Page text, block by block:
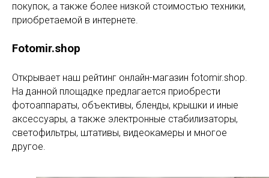
покупок, а также более низкой стоимостью техники,
приобретаемой в интернете.
Fotomir.shop
Открывает наш рейтинг онлайн-магазин fotomir.shop.
На данной площадке предлагается приобрести
фотоаппараты, объективы, бленды, крышки и иные
аксессуары, а также электронные стабилизаторы,
светофильтры, штативы, видеокамеры и многое
другое.